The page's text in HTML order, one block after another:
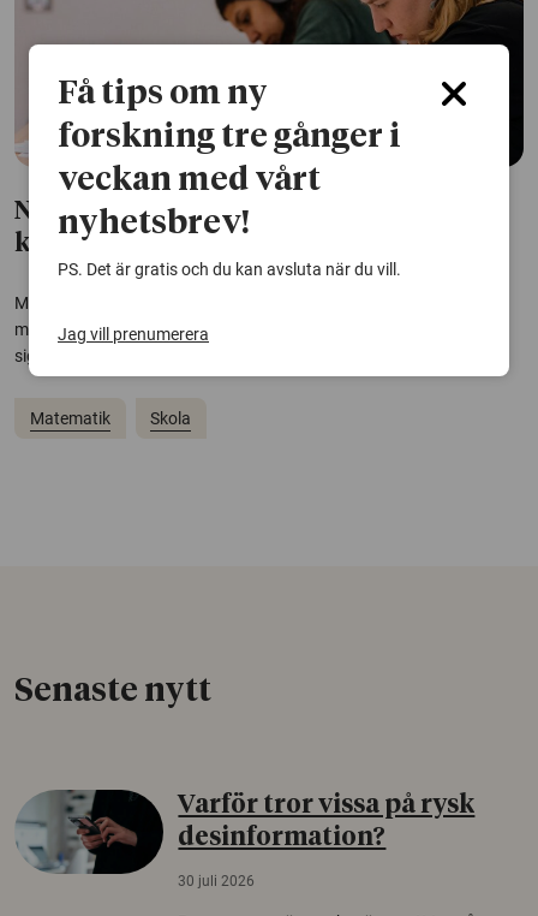
Nationell satsning på matematik lyfte
kunskaperna
Matematiklyftet höjde elevers matematikresultat på låg- och
mellanstadiet och den förändrade matematikundervisningen höll i
sig. Men svagare elever gynnades inte.
Matematik Skola
Senaste nytt
Varför tror vissa på rysk
desinformation?
30 juli 2026
Få tips om ny
forskning tre gånger i
veckan med vårt
nyhetsbrev!
PS. Det är gratis och du kan avsluta när du vill.
Jag vill prenumerera